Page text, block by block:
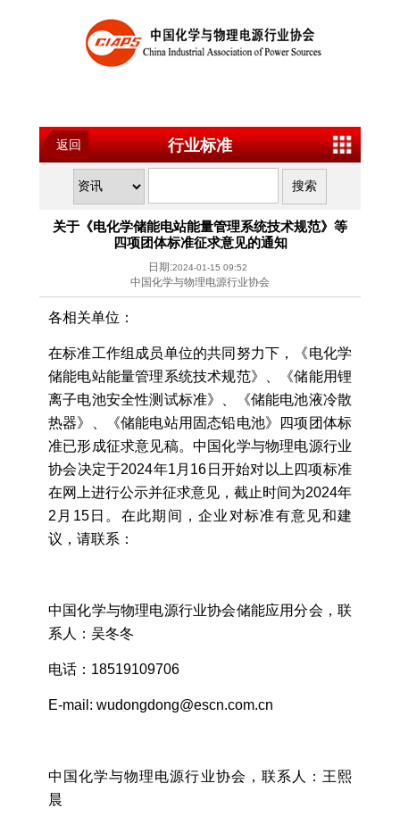
返回 行业标准
关于《电化学储能电站能量管理系统技术规范》等
四项团体标准征求意见的通知
日期:2024-01-15 09:52
中国化学与物理电源行业协会
各相关单位：
在标准工作组成员单位的共同努力下，《电化学
储能电站能量管理系统技术规范》、《储能用锂
离子电池安全性测试标准》、《储能电池液冷散
热器》、《储能电站用固态铅电池》四项团体标
准已形成征求意见稿。中国化学与物理电源行业
协会决定于2024年1月16日开始对以上四项标准
在网上进行公示并征求意见，截止时间为2024年
2月15日。在此期间，企业对标准有意见和建
议，请联系：
中国化学与物理电源行业协会储能应用分会，联
系人：吴冬冬
电话：18519109706
E-mail: wudongdong@escn.com.cn
中国化学与物理电源行业协会，联系人：王熙
晨